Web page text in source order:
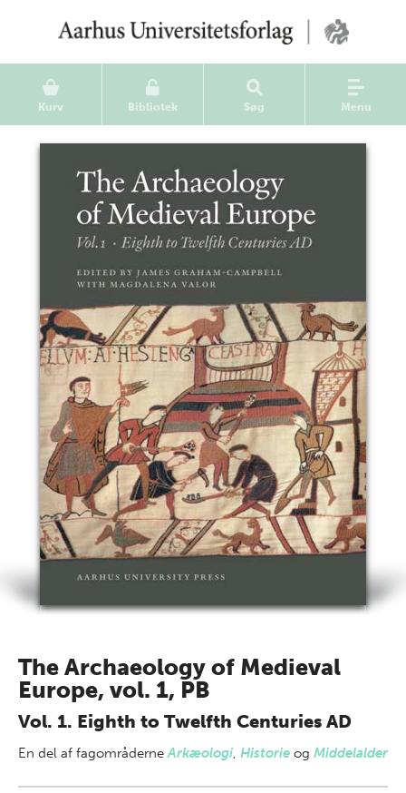
Kurv Bibliotek Søg Menu
The Archaeology of Medieval
Europe, vol. 1, PB
Vol. 1. Eighth to Twelfth Centuries AD
En del af fagområderneArkæologi, Historie og Middelalder